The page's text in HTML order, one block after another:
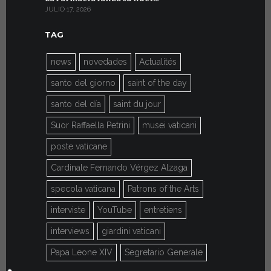
JULIO 17, 2026
TAG
news novedades Actualités
santo del giorno saint of the day
santo del día saint du jour
Suor Raffaella Petrini musei vaticani
poste vaticane
Cardinale Fernando Vérgez Alzaga
specola vaticana Patrons of the Arts
interviste YouTube entretiens
interviews giardini vaticani
Papa Leone XIV Segretario Generale